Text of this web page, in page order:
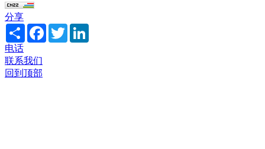
分享
Share FacebookTwitter
电话
联系我们
回到顶部